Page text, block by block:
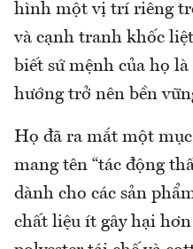
hình một vị trí riêng
và cạnh tranh khốc
biết sứ mệnh của họ
hướng trở nên bền
Họ đã ra mắt một
mang tên “tác động
dành cho các sản
chất liệu ít gây hại